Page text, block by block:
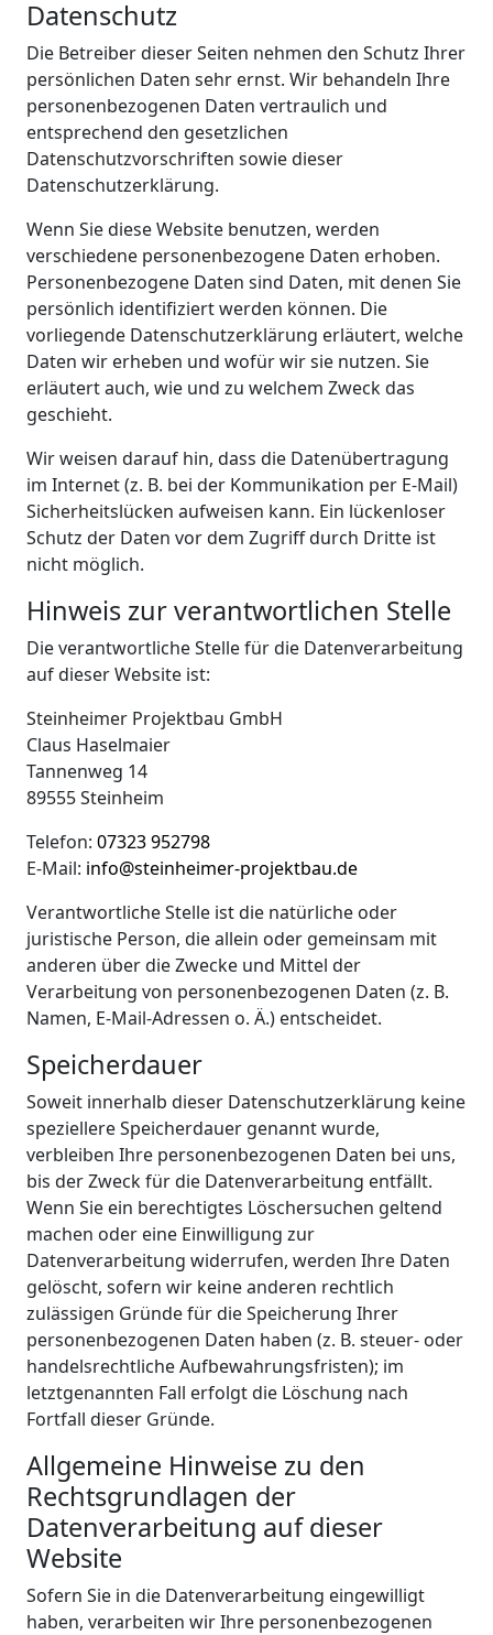
Datenschutz
Die Betreiber dieser Seiten nehmen den Schutz Ihrer
persönlichen Daten sehr ernst. Wir behandeln Ihre
personenbezogenen Daten vertraulich und
entsprechend den gesetzlichen
Datenschutzvorschriften sowie dieser
Datenschutzerklärung.
Wenn Sie diese Website benutzen, werden
verschiedene personenbezogene Daten erhoben.
Personenbezogene Daten sind Daten, mit denen Sie
persönlich identifiziert werden können. Die
vorliegende Datenschutzerklärung erläutert, welche
Daten wir erheben und wofür wir sie nutzen. Sie
erläutert auch, wie und zu welchem Zweck das
geschieht.
Wir weisen darauf hin, dass die Datenübertragung
im Internet (z. B. bei der Kommunikation per E-Mail)
Sicherheitslücken aufweisen kann. Ein lückenloser
Schutz der Daten vor dem Zugriff durch Dritte ist
nicht möglich.
Hinweis zur verantwortlichen Stelle
Die verantwortliche Stelle für die Datenverarbeitung
auf dieser Website ist:
Steinheimer Projektbau GmbH
Claus Haselmaier
Tannenweg 14
89555 Steinheim
Telefon: 07323 952798
E-Mail: info@steinheimer-projektbau.de
Verantwortliche Stelle ist die natürliche oder
juristische Person, die allein oder gemeinsam mit
anderen über die Zwecke und Mittel der
Verarbeitung von personenbezogenen Daten (z. B.
Namen, E-Mail-Adressen o. Ä.) entscheidet.
Speicherdauer
Soweit innerhalb dieser Datenschutzerklärung keine
speziellere Speicherdauer genannt wurde,
verbleiben Ihre personenbezogenen Daten bei uns,
bis der Zweck für die Datenverarbeitung entfällt.
Wenn Sie ein berechtigtes Löschersuchen geltend
machen oder eine Einwilligung zur
Datenverarbeitung widerrufen, werden Ihre Daten
gelöscht, sofern wir keine anderen rechtlich
zulässigen Gründe für die Speicherung Ihrer
personenbezogenen Daten haben (z. B. steuer- oder
handelsrechtliche Aufbewahrungsfristen); im
letztgenannten Fall erfolgt die Löschung nach
Fortfall dieser Gründe.
Allgemeine Hinweise zu den
Rechtsgrundlagen der
Datenverarbeitung auf dieser
Website
Sofern Sie in die Datenverarbeitung eingewilligt
haben, verarbeiten wir Ihre personenbezogenen